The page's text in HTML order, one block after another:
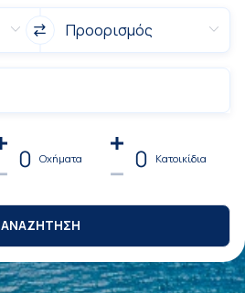
0 Οχήματα 0 Κατοικίδια
ΑΝΑΖΗΤΗΣΗ